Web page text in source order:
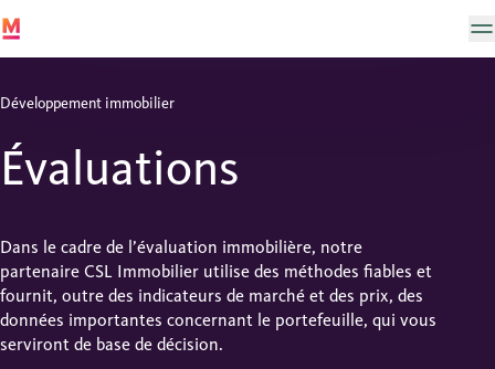
Développement immobilier
Évaluations
Dans le cadre de l’évaluation immobilière, notre
partenaire CSL Immobilier utilise des méthodes fiables et
fournit, outre des indicateurs de marché et des prix, des
données importantes concernant le portefeuille, qui vous
serviront de base de décision.